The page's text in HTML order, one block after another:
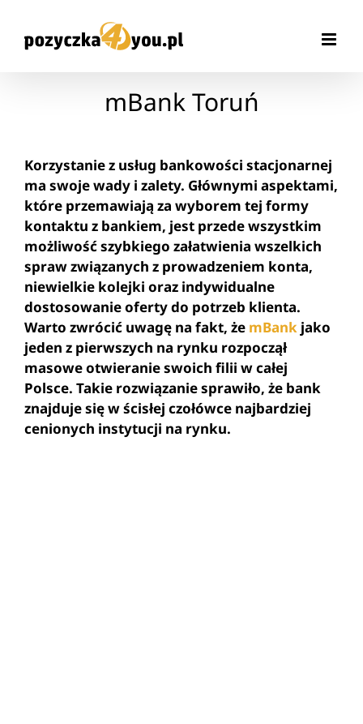
zawartości
mBank Toruń
Korzystanie z usług bankowości stacjonarnej
ma swoje wady i zalety. Głównymi aspektami,
które przemawiają za wyborem tej formy
kontaktu z bankiem, jest przede wszystkim
możliwość szybkiego załatwienia wszelkich
spraw związanych z prowadzeniem konta,
niewielkie kolejki oraz indywidualne
dostosowanie oferty do potrzeb klienta.
Warto zwrócić uwagę na fakt, że mBank jako
jeden z pierwszych na rynku rozpoczął
masowe otwieranie swoich filii w całej
Polsce. Takie rozwiązanie sprawiło, że bank
znajduje się w ścisłej czołówce najbardziej
cenionych instytucji na rynku.